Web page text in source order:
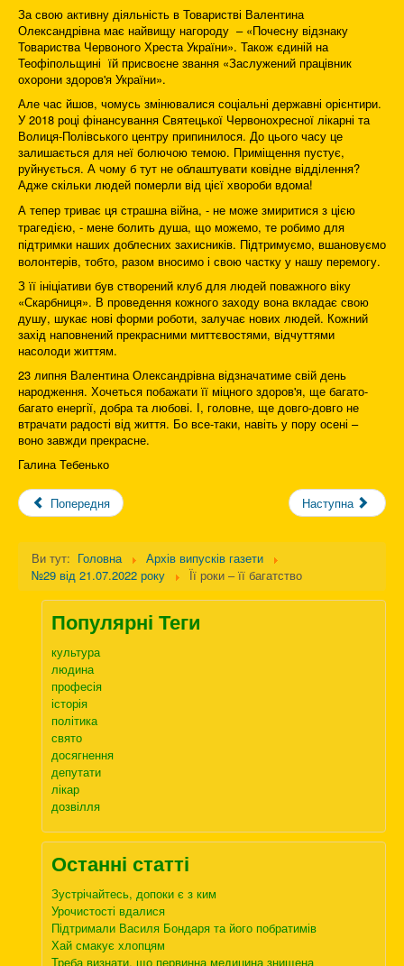
За свою активну діяльність в Товаристві Валентина
Олександрівна має найвищу нагороду – «Почесну відзнаку
Товариства Червоного Хреста України». Також єдиній на
Теофіпольщині їй присвоєне звання «Заслужений працівник
охорони здоров'я України».
Але час йшов, чомусь змінювалися соціальні державні орієнтири.
У 2018 році фінансування Святецької Червонохресної лікарні та
Волиця-Полівського центру припинилося. До цього часу це
залишається для неї болючою темою. Приміщення пустує,
руйнується. А чому б тут не облаштувати ковідне відділення?
Адже скільки людей померли від цієї хвороби вдома!
А тепер триває ця страшна війна, - не може змиритися з цією
трагедією, - мене болить душа, що можемо, те робимо для
підтримки наших доблесних захисників. Підтримуємо, вшановуємо
волонтерів, тобто, разом вносимо і свою частку у нашу перемогу.
З її ініціативи був створений клуб для людей поважного віку
«Скарбниця». В проведення кожного заходу вона вкладає свою
душу, шукає нові форми роботи, залучає нових людей. Кожний
захід наповнений прекрасними миттєвостями, відчуттями
насолоди життям.
23 липня Валентина Олександрівна відзначатиме свій день
народження. Хочеться побажати її міцного здоров'я, ще багато-
багато енергії, добра та любові. І, головне, ще довго-довго не
втрачати радості від життя. Бо все-таки, навіть у пору осені –
воно завжди прекрасне.
Галина Тебенько
Попередня Наступна
Ви тут: Головна
Архів випусків газети
№29 від 21.07.2022 року
Її роки – її багатство
Популярні Теги
культура
людина
професія
історія
політика
свято
досягнення
депутати
лікар
дозвілля
Останні статті
Зустрічайтесь, допоки є з ким
Урочистості вдалися
Підтримали Василя Бондаря та його побратимів
Хай смакує хлопцям
Треба визнати, що первинна медицина знищена